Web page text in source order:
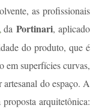
as profissionais
da Portinari, aplicado
do produto, que é
em superfícies curvas,
do espaço. A
arquitetônica: